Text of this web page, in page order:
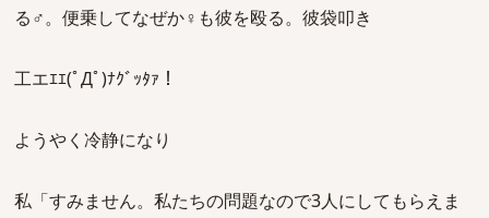
る♂。便乗してなぜか♀も彼を殴る。彼袋叩き
工エｴｴ(ﾟДﾟ)ﾅｸﾞｯﾀｧ！
ようやく冷静になり
私「すみません。私たちの問題なので3人にしてもらえま